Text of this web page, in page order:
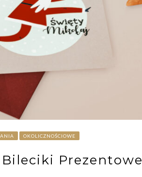
OKOLICZNOŚCIOWE
Bileciki Prezentowe